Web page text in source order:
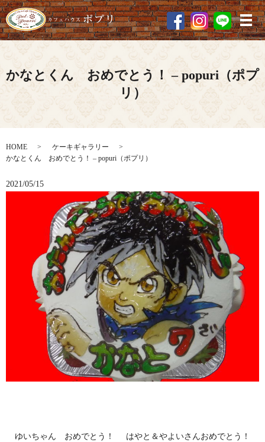
メ
かなとくん おめでとう！ – popuri（ポプ
リ）
HOME
ケーキギャラリー
かなとくん おめでとう！ – popuri（ポプリ）
2021/05/15
ゆいちゃん おめでとう！ はやと＆やよいさんおめでとう！